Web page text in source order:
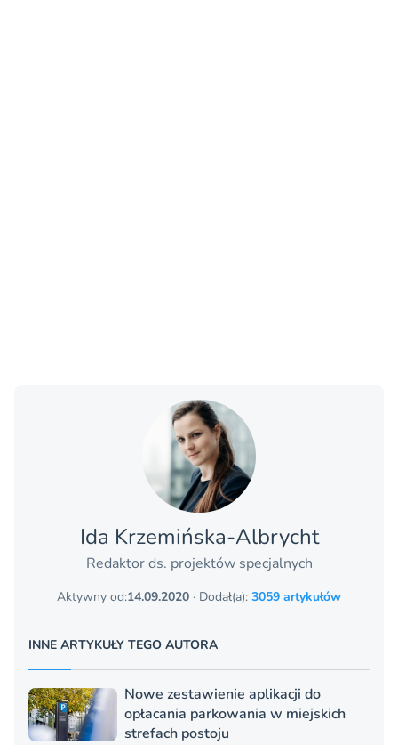
Ida Krzemińska-Albrycht
Redaktor ds. projektów specjalnych
Aktywny od:14.09.2020 · Dodał(a): 3059 artykułów
INNE ARTYKUŁY TEGO AUTORA
Nowe zestawienie aplikacji do
opłacania parkowania w miejskich
strefach postoju